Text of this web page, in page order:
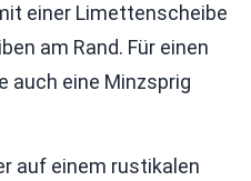
einer Limettenscheibe
am Rand. Für einen
auch eine Minzsprig
auf einem rustikalen